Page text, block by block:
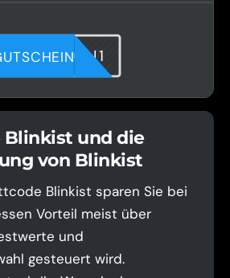
XQAFQCIJ1
und die
von Blinkist
Blinkist sparen Sie bei
Vorteil meist über
und
gesteuert wird.